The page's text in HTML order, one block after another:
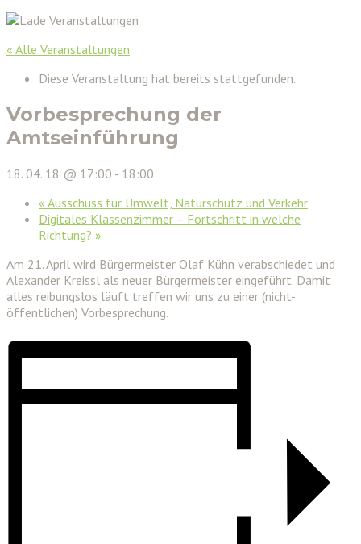
« Alle Veranstaltungen
Diese Veranstaltung hat bereits stattgefunden.
Vorbesprechung der
Amtseinführung
18. 04. 18 @ 17:00 - 18:00
« Ausschuss für Umwelt, Naturschutz und Verkehr
Digitales Klassenzimmer – Fortschritt in welche
Richtung? »
Am 21. April wird Bürgermeister Olaf Kühn verabschiedet und
Alexander Kreissl als neuer Bürgermeister eingeführt. Damit
alles reibungslos läuft treffen wir uns zu einer (nicht-
öffentlichen) Vorbesprechung.